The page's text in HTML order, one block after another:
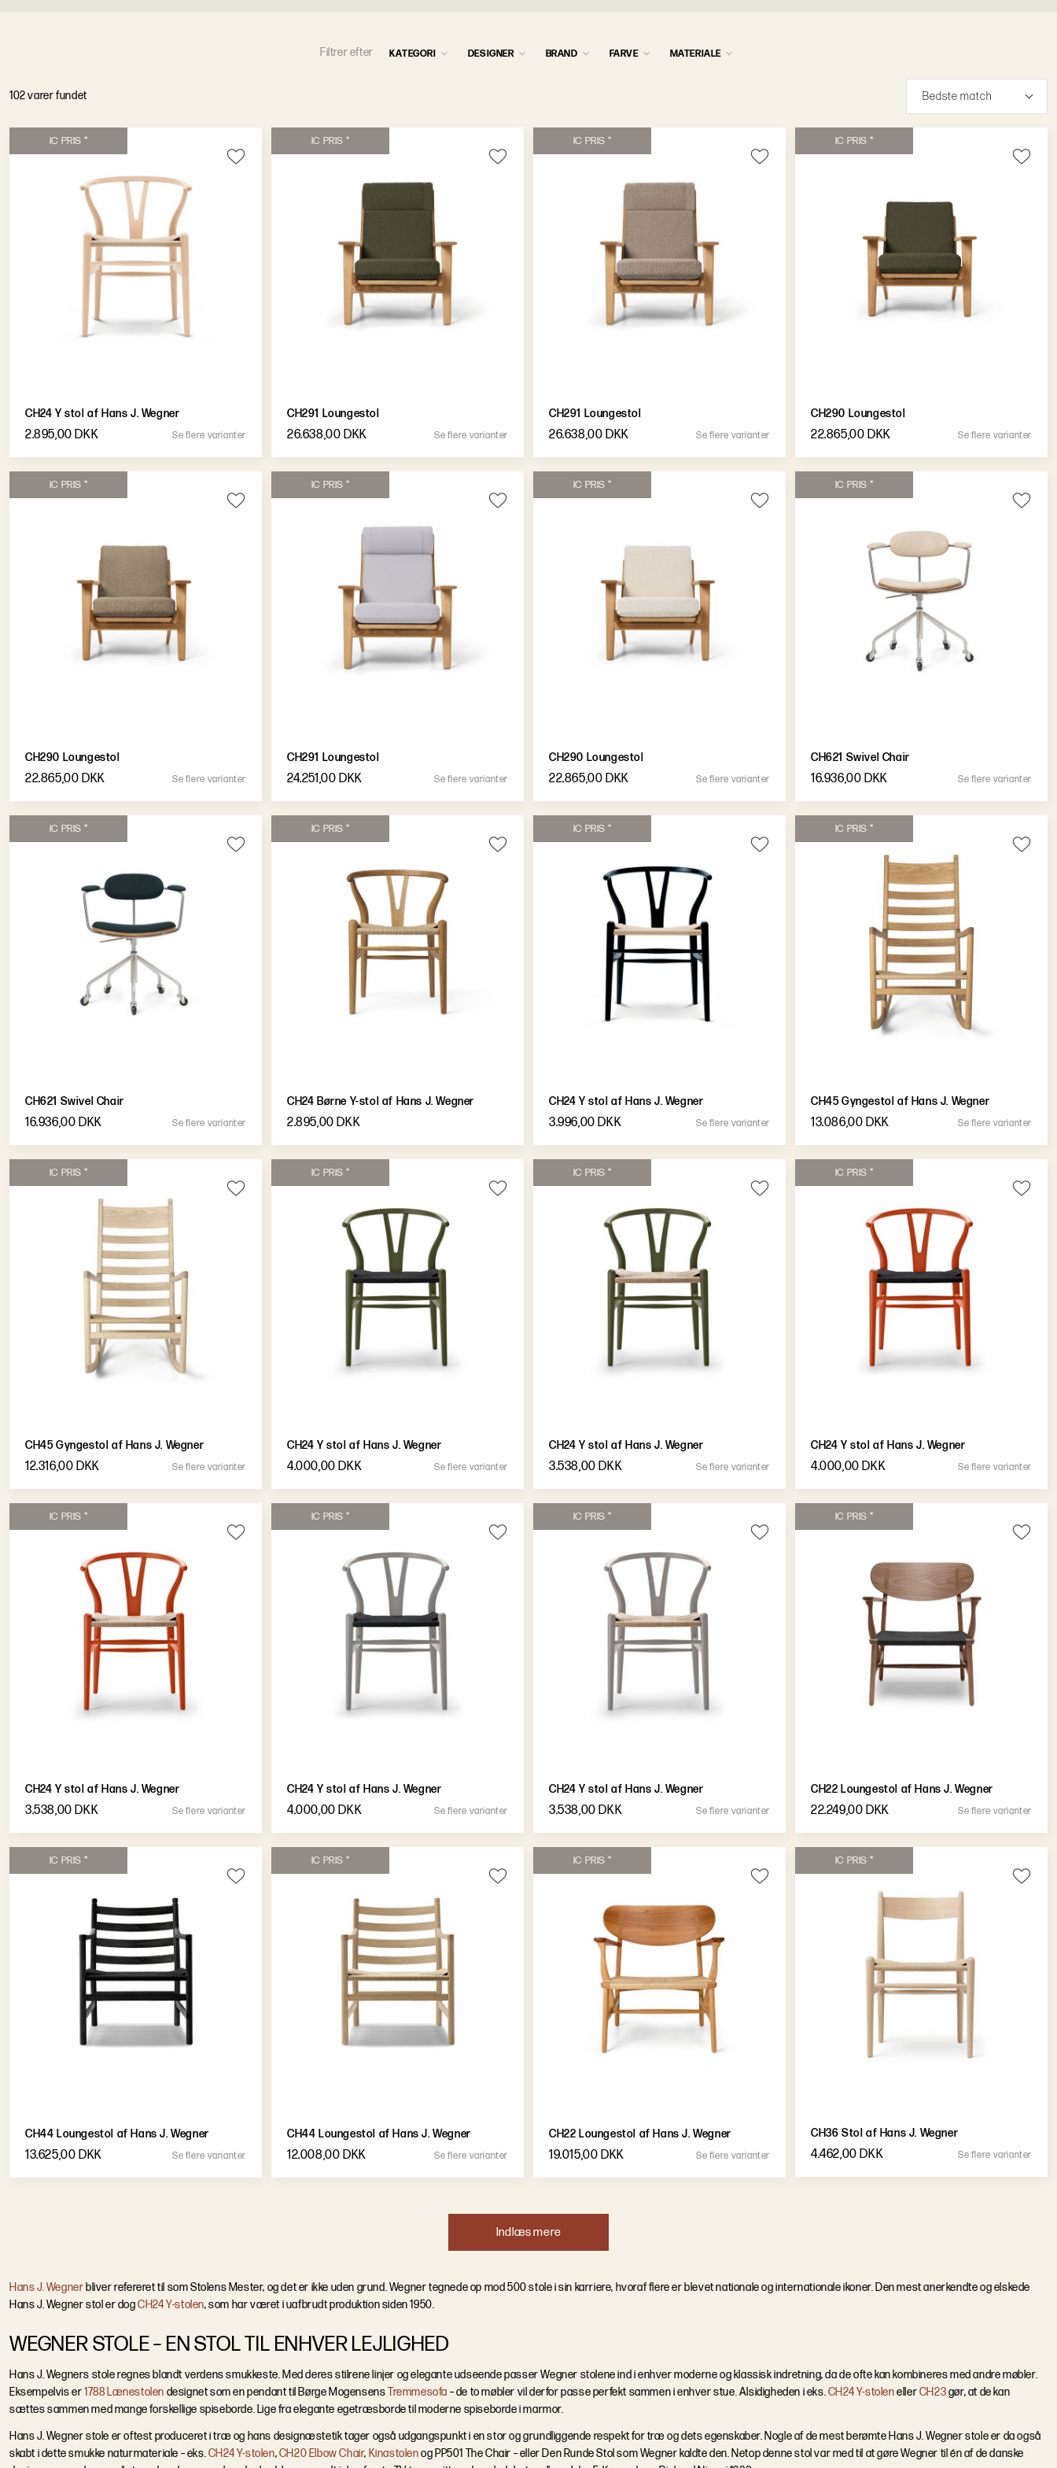
Fitrerefter KATEGORI DESIGNER BRAND FARVE MATERIALE
102 varerfundet
Bedstematch
ø
avtilhø
CH24 Y stol af Hans J. Wegner
2.895,00 DKK Se flere varianter
IC PRIS *
CH291 Loungestol
26.638,00 DKK Se flere varianter
IC PRIS *
CH291 Loungestol
26.638,00 DKK Se flere varianter
IC PRIS *
CH290 Loungestol
22.865,00 DKK Se flere varianter
IC PRIS *
CH290 Loungestol
22.865,00 DKK Se flere varianter
IC PRIS *
CH291 Loungestol
24.251,00 DKK Se flere varianter
IC PRIS *
CH290 Loungestol
22.865,00 DKK Se flere varianter
IC PRIS *
CH621 Swivel Chair
16.936,00 DKK Se flere varianter
IC PRIS *
CH621 Swivel Chair
16.936,00 DKK Se flere varianter
IC PRIS *
CH24 Børne Y-stol af Hans J. Wegner
2.895,00 DKK
IC PRIS *
CH24 Y stol af Hans J. Wegner
3.996,00 DKK Se flere varianter
IC PRIS *
CH45 Gyngestol af Hans J. Wegner
13.086,00 DKK Se flere varianter
IC PRIS *
CH45 Gyngestol af Hans J. Wegner
12.316,00 DKK Se flere varianter
IC PRIS *
CH24 Y stol af Hans J. Wegner
4.000,00 DKK Se flere varianter
IC PRIS *
CH24 Y stol af Hans J. Wegner
3.538,00 DKK Se flere varianter
IC PRIS *
CH24 Y stol af Hans J. Wegner
4.000,00 DKK Se flere varianter
IC PRIS *
CH24 Y stol af Hans J. Wegner
3.538,00 DKK Se flere varianter
IC PRIS *
CH24 Y stol af Hans J. Wegner
4.000,00 DKK Se flere varianter
IC PRIS *
CH24 Y stol af Hans J. Wegner
3.538,00 DKK Se flere varianter
IC PRIS *
CH22 Loungestol af Hans J. Wegner
22.249,00 DKK Se flere varianter
IC PRIS *
CH44 Loungestol af Hans J. Wegner
13.625,00 DKK Se flere varianter
IC PRIS *
CH44 Loungestol af Hans J. Wegner
12.008,00 DKK Se flere varianter
IC PRIS *
CH22 Loungestol af Hans J. Wegner
19.015,00 DKK Se flere varianter
IC PRIS *
CH36 Stol af Hans J. Wegner
4.462,00 DKK Se flere varianter
IC PRIS *
Ind æsmere
Hans J. Wegner bliver refereret til som Stolens Mester, og det er ikke uden grund. Wegner tegnede op mod 500 stole i sin karriere, hvoraf flere er blevet nationale og internationale ikoner. Den mest anerkendte og elskede
Hans J. Wegner stol er dogCH24 Y-stolen, som har været i uafbrudt produktion siden 1950.
WEGNER STOLE – EN STOL TIL ENHVER LEJLIGHED
Hans J. Wegners stole regnes blandt verdens smukkeste. Med deres stilrene linjer og elegante udseende passer Wegner stolene ind i enhver moderne og klassisk indretning, da de ofte kan kombineres med andre møbler.
Eksempelvis er1788 Lænestolen designet som en pendant til Børge MogensensTremmesofa – de to møbler vil derfor passe perfekt sammen i enhver stue. Alsidigheden i eks.CH24 Y-stolenellerCH23gør, at de kan
sættes sammen med mange forskellige spiseborde. Lige fra elegante egetræsborde til moderne spiseborde i marmor.
Hans J. Wegner stole er oftest produceret i træ og hans designæstetik tager også udgangspunkt i en stor og grundliggende respekt for træ og dets egenskaber. Nogle af de mest berømte Hans J. Wegner stole er da også
skabt i dette smukke naturmateriale – eks.CH24 Y-stolen,CH20 Elbow Chair, Kinastolenog PP501 The Chair – eller Den Runde Stol som Wegner kaldte den. Netop denne stol var med til at gøre Wegner til én af de danske